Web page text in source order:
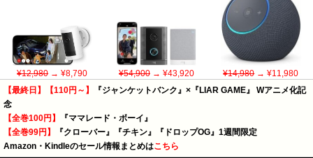
¥12,980→ ¥8,790 ¥54,900→ ¥43,920 ¥14,980→ ¥11,980
【最終日】【110円～】
『ジャンケットバンク』×『LIAR GAME』 Wアニメ化記
念
【全巻100円】
『ママレード・ボーイ』
【全巻99円】
『クローバー』『チキン』『ドロップOG』1週間限定
Amazon・Kindleのセール情報まとめはこちら